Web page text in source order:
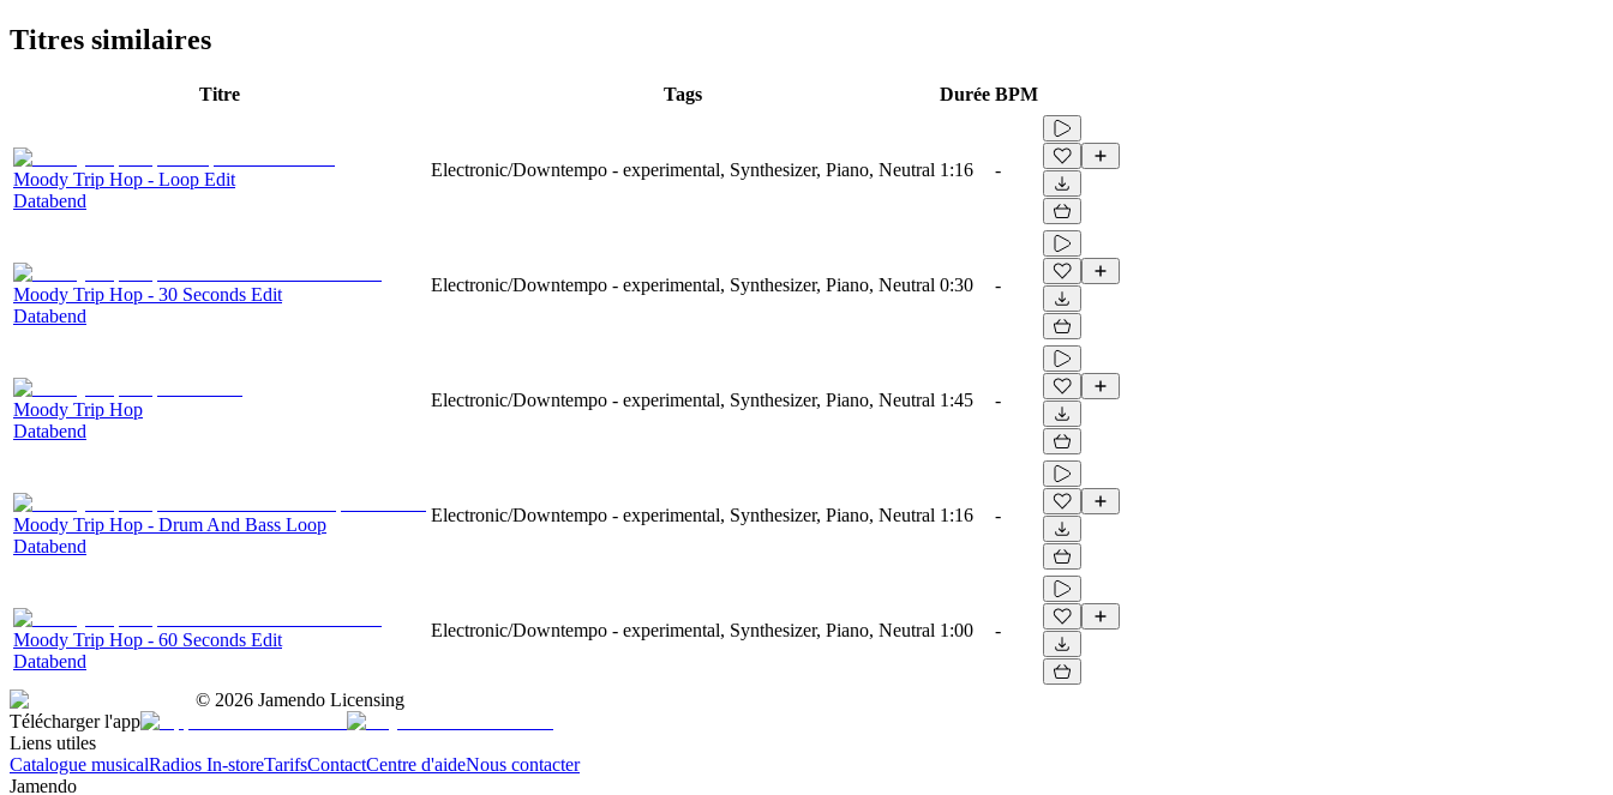
Titres similaires
Titre Tags Durée BPM
Moody Trip Hop - Loop Edit
Databend
Electronic/Downtempo - experimental, Synthesizer, Piano, Neutral 1:16 -
Moody Trip Hop - 30 Seconds Edit
Databend
Electronic/Downtempo - experimental, Synthesizer, Piano, Neutral 0:30 -
Moody Trip Hop
Databend
Electronic/Downtempo - experimental, Synthesizer, Piano, Neutral 1:45 -
Moody Trip Hop - Drum And Bass Loop
Databend
Electronic/Downtempo - experimental, Synthesizer, Piano, Neutral 1:16 -
Moody Trip Hop - 60 Seconds Edit
Databend
Electronic/Downtempo - experimental, Synthesizer, Piano, Neutral 1:00 -
© 2026 Jamendo Licensing
Télécharger l'app
Liens utiles
Catalogue musicalRadios In-storeTarifsContactCentre d'aideNous contacter
Jamendo